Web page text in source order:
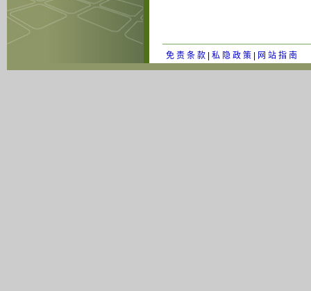
免 责 条 款| 私 隐 政 策| 网 站 指 南